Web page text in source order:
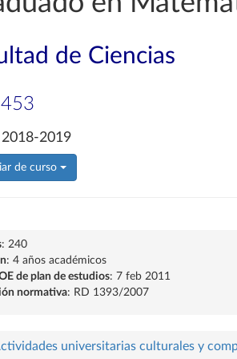
de Ciencias
2019
de curso
: 240
: 4 años académicos
de plan de estudios: 7 feb 2011
normativa: RD 1393/2007
universitarias culturales y